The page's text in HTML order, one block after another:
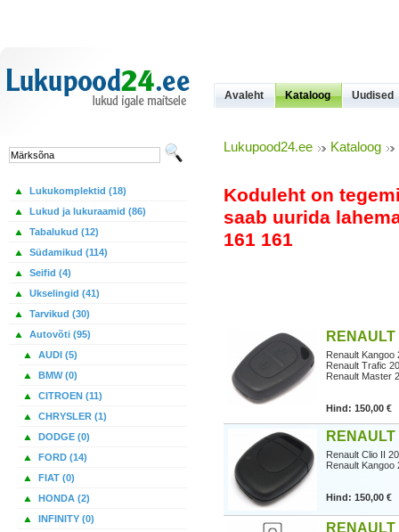
Lukukomplektid (18)
Lukud ja lukuraamid (86)
Tabalukud (12)
Südamikud (114)
Seifid (4)
Ukselingid (41)
Tarvikud (30)
Autovõti (95)
AUDI (5)
BMW (0)
CITROEN (11)
CHRYSLER (1)
DODGE (0)
FORD (14)
FIAT (0)
HONDA (2)
INFINITY (0)
Avaleht Kataloog Uudised
Lukupood24.ee Kataloog
Koduleht on
saab uurida
161 161
Renault Kangoo
Renault Trafic
Renault Master
Hind: 150,00 €
RENAULT
Renault Clio II
Renault Kangoo
Hind: 150,00 €